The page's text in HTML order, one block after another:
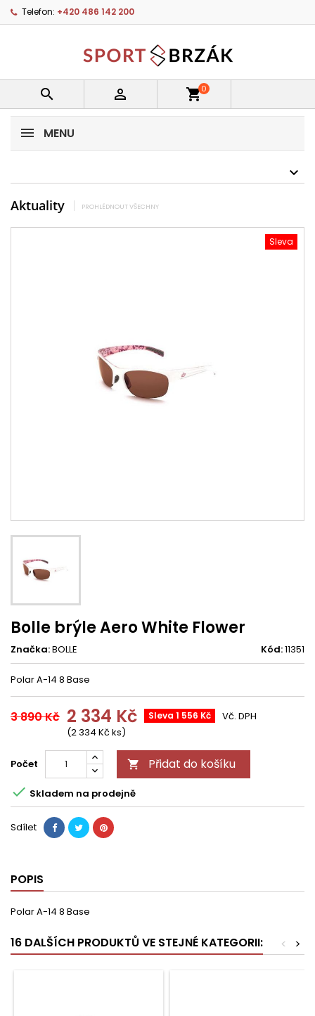
Telefon: +420 486 142 200
  shopping_cart0
MENU
Aktuality PROHLÉDNOUT VŠECHNY
Sleva
Bolle brýle Aero White Flower
Značka:BOLLE Kód:11351
Polar A-14 8 Base
3 890 Kč 2 334 Kč Sleva 1 556 Kč
(2 334 Kč ks)
Vč. DPH
Počet  Přidat do košíku
 Skladem na prodejně
Sdílet
POPIS
Polar A-14 8 Base
16 DALŠÍCH PRODUKTŮ VE STEJNÉ KATEGORII: >
<